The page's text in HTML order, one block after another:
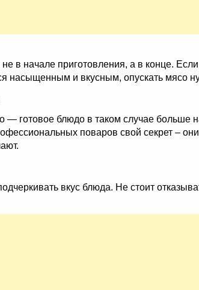
в начале приготовления, а в конце. Если
насыщенным и вкусным, опускать мясо
— готовое блюдо в таком случае больше
поваров свой секрет –
вкус блюда. Не стоит